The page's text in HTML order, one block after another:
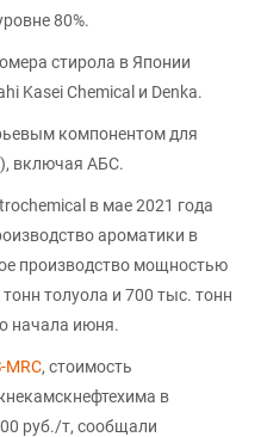
80%.
стирола в Японии
Kasei Chemical и Denka.
компонентом для
включая АБС.
в мае 2021 года
ароматики в
производство мощностью
толуола и 700 тыс. тонн
начала июня.
MRC, стоимость
в
руб./т, сообщали